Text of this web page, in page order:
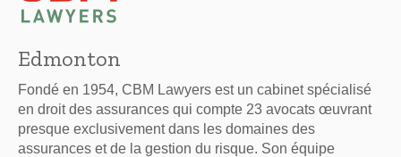
Edmonton
Fondé en 1954, CBM Lawyers est un cabinet spécialisé
en droit des assurances qui compte 23 avocats œuvrant
presque exclusivement dans les domaines des
assurances et de la gestion du risque. Son équipe